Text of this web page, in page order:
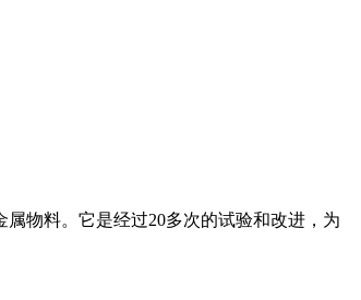
物料。它是经过20多次的试验和改进，为